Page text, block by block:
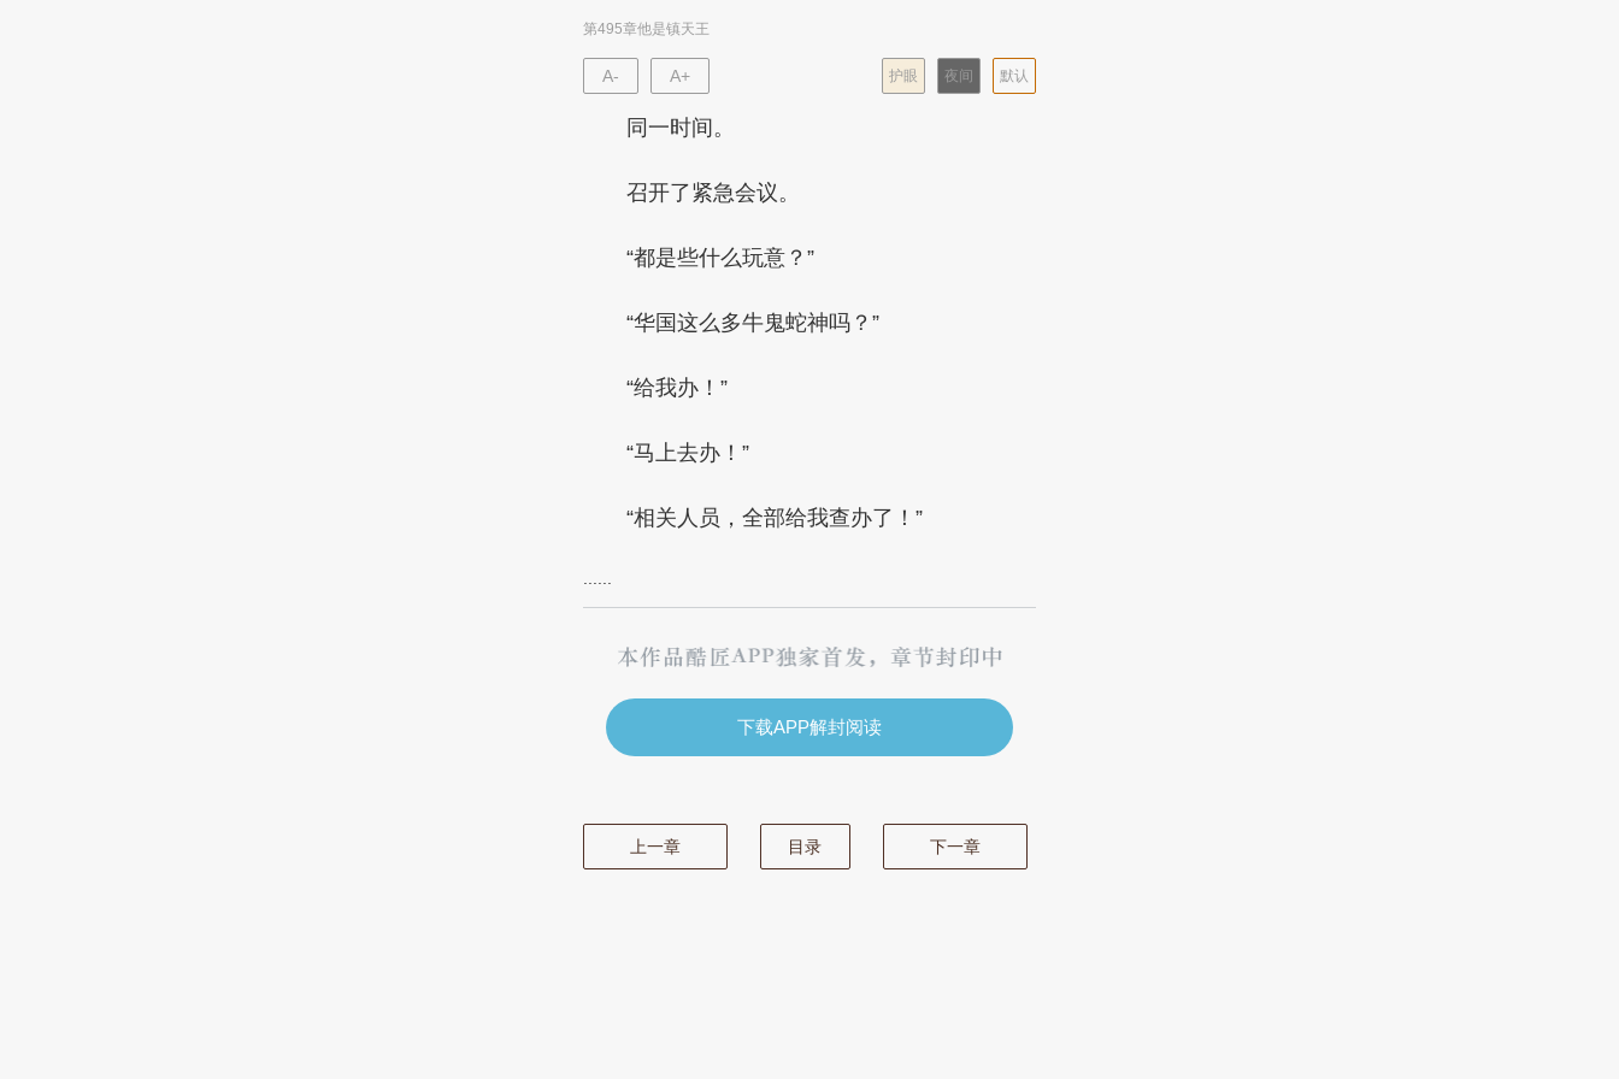
第495章他是镇天王
A- A+ 默认
夜间
护眼
同一时间。
召开了紧急会议。
“都是些什么玩意？”
“华国这么多牛鬼蛇神吗？”
“给我办！”
“马上去办！”
“相关人员，全部给我查办了！”
下载APP解封阅读
上一章 目录 下一章